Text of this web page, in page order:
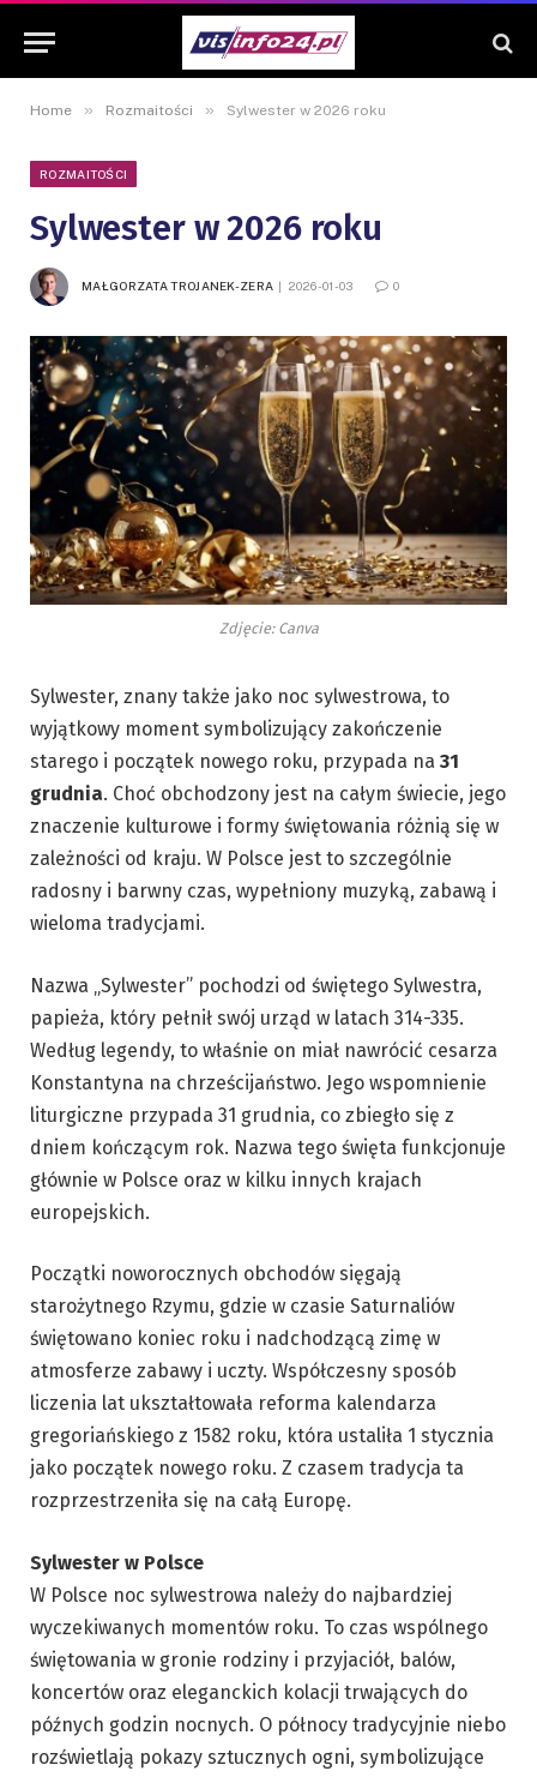
Home » Rozmaitości » Sylwester w 2026 roku
ROZMAITOŚCI
Sylwester w 2026 roku
MAŁGORZATA TROJANEK-ZERA 2026-01-03 0
Zdjęcie: Canva
Sylwester, znany także jako noc sylwestrowa, to
wyjątkowy moment symbolizujący zakończenie
starego i początek nowego roku, przypada na 31
grudnia. Choć obchodzony jest na całym świecie, jego
znaczenie kulturowe i formy świętowania różnią się w
zależności od kraju. W Polsce jest to szczególnie
radosny i barwny czas, wypełniony muzyką, zabawą i
wieloma tradycjami.
Nazwa „Sylwester” pochodzi od świętego Sylwestra,
papieża, który pełnił swój urząd w latach 314-335.
Według legendy, to właśnie on miał nawrócić cesarza
Konstantyna na chrześcijaństwo. Jego wspomnienie
liturgiczne przypada 31 grudnia, co zbiegło się z
dniem kończącym rok. Nazwa tego święta funkcjonuje
głównie w Polsce oraz w kilku innych krajach
europejskich.
Początki noworocznych obchodów sięgają
starożytnego Rzymu, gdzie w czasie Saturnaliów
świętowano koniec roku i nadchodzącą zimę w
atmosferze zabawy i uczty. Współczesny sposób
liczenia lat ukształtowała reforma kalendarza
gregoriańskiego z 1582 roku, która ustaliła 1 stycznia
jako początek nowego roku. Z czasem tradycja ta
rozprzestrzeniła się na całą Europę.
Sylwester w Polsce
W Polsce noc sylwestrowa należy do najbardziej
wyczekiwanych momentów roku. To czas wspólnego
świętowania w gronie rodziny i przyjaciół, balów,
koncertów oraz eleganckich kolacji trwających do
późnych godzin nocnych. O północy tradycyjnie niebo
rozświetlają pokazy sztucznych ogni, symbolizujące